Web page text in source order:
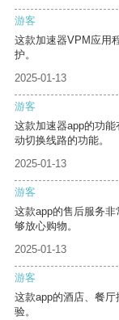
游客
这款加速器VPM应用
护。
2025-01-13
游客
这款加速器app的功
动切换线路的功能。
2025-01-13
游客
这款app的售后服务
够放心购物。
2025-01-13
游客
这款app的酒店、餐
验。